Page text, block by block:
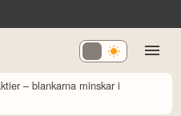
– blankarna minskar i